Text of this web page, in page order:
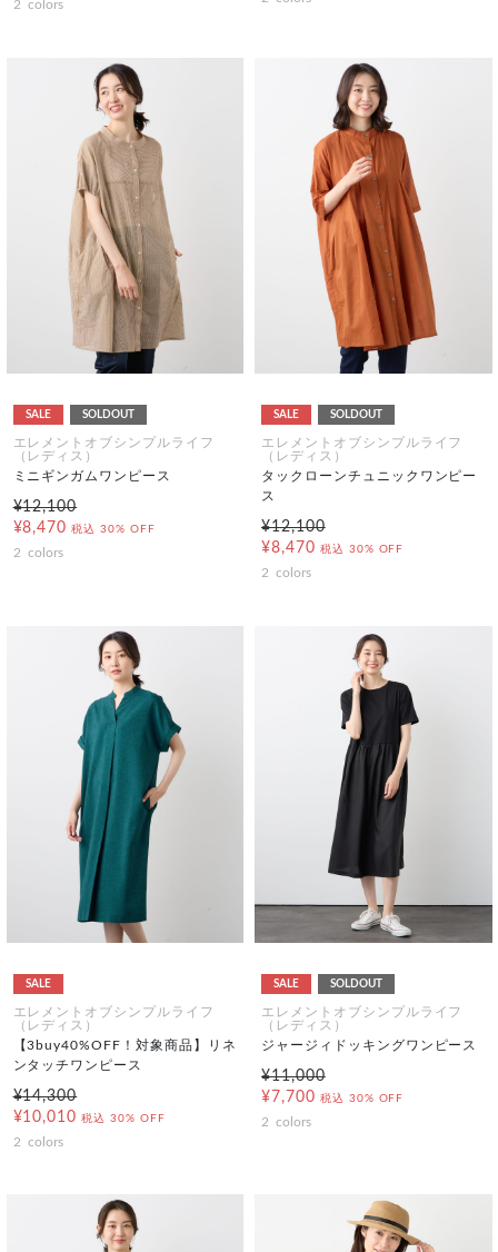
2 colors
SALE SOLDOUT
エレメントオブシンプルライフ
（レディス）
ミニギンガムワンピース
¥12,100
¥8,470 税込 30% OFF
2 colors
SALE SOLDOUT
エレメントオブシンプルライフ
（レディス）
タックローンチュニックワンピー
ス
¥12,100
¥8,470 税込 30% OFF
2 colors
SALE
エレメントオブシンプルライフ
（レディス）
【3buy40%OFF！対象商品】リネ
ンタッチワンピース
¥14,300
¥10,010 税込 30% OFF
2 colors
SALE SOLDOUT
エレメントオブシンプルライフ
（レディス）
ジャージィドッキングワンピース
¥11,000
¥7,700 税込 30% OFF
2 colors